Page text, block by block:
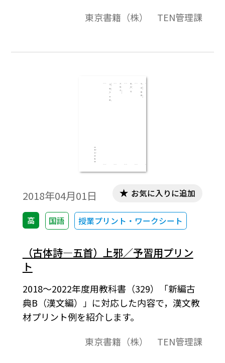
東京書籍（株） TEN管理課
2018年04月01日
高 国語 授業プリント・ワークシート
お気に入りに追加
（古体詩―五首）上邪／予習用プリン
ト
2018～2022年度用教科書（329）「新編古
典B（漢文編）」に対応した内容で，漢文教
材プリント例を紹介します。
東京書籍（株） TEN管理課